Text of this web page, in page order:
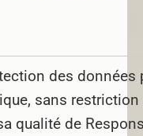
des données
sans
qualité de